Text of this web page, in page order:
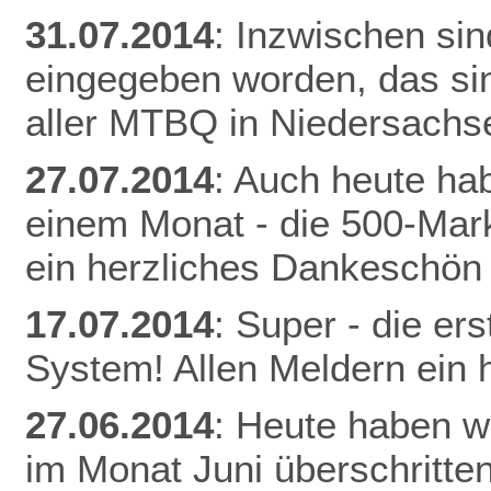
31.07.2014: Inzwischen
eingegeben worden, das
aller MTBQ in
27.07.2014: Auch heute
einem Monat - die 500-
ein herzliches
17.07.2014: Super - die
System! Allen Meldern ein
27.06.2014: Heute haben
im Monat Juni